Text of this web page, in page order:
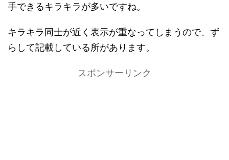
手できるキラキラが多いですね。
キラキラ同士が近く表示が重なってしまうので、ず
らして記載している所があります。
スポンサーリンク